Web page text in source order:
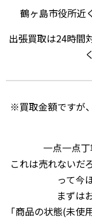
鶴ヶ島市役所近
出張買取は24時間
※買取金額ですが
一点一点
これは売れないだ
って今
まずは
「商品の状態(未使